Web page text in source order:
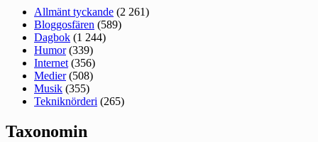
Allmänt tyckande (2 261)
Bloggosfären (589)
Dagbok (1 244)
Humor(339)
Internet (356)
Medier(508)
Musik (355)
Tekniknörderi (265)
Taxonomin